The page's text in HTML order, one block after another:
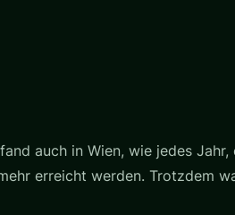
auch in Wien, wie jedes Jahr,
erreicht werden. Trotzdem